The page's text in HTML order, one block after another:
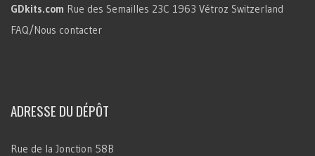
GDkits.com Rue des Semailles 23C 1963 Vétroz Switzerland
FAQ/Nous contacter
ADRESSE DU DÉPÔT
Rue de la Jonction 58B